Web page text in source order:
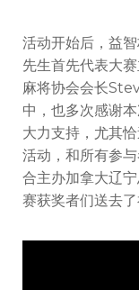
大
赛
获
奖
者
送
去
祝
福
活动开始后，益
先生首先代表大
麻将协会会长
中，也多次感谢
大力支持，尤其
活动，和所有参
合主办加拿大辽
赛获奖者们送去了